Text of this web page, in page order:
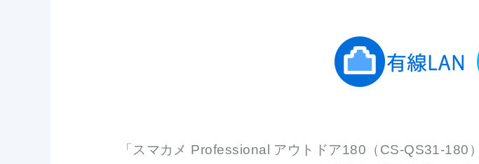
「スマカメ Professional アウトドア180（CS-QS31-180